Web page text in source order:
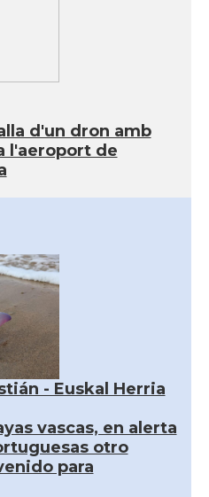
d'un dron amb
l'aeroport de
- Euskal Herria
vascas, en alerta
otro
para